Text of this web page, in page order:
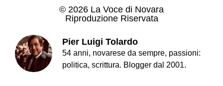
© 2026 La Voce di Novara
Riproduzione Riservata
Pier Luigi Tolardo
54 anni, novarese da sempre, passioni:
politica, scrittura. Blogger dal 2001.